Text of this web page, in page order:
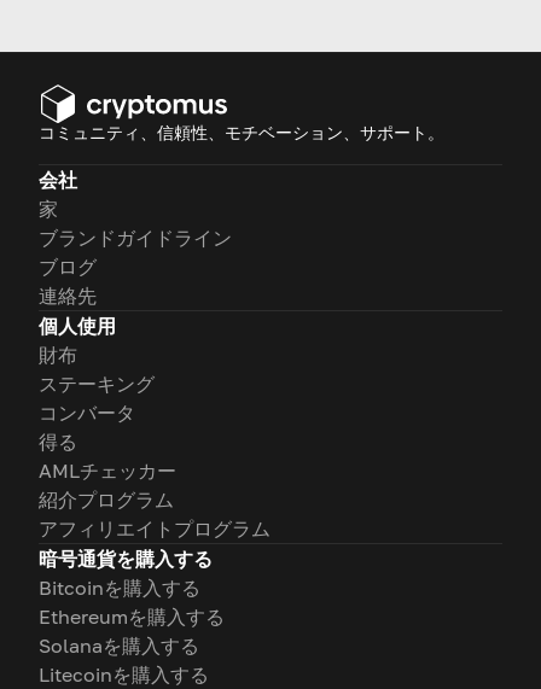
コミュニティ、信頼性、モチベーション、サポート。
会社
家
ブランドガイドライン
ブログ
連絡先
個人使用
財布
ステーキング
コンバータ
得る
AMLチェッカー
紹介プログラム
アフィリエイトプログラム
暗号通貨を購入する
Bitcoinを購入する
Ethereumを購入する
Solanaを購入する
Litecoinを購入する